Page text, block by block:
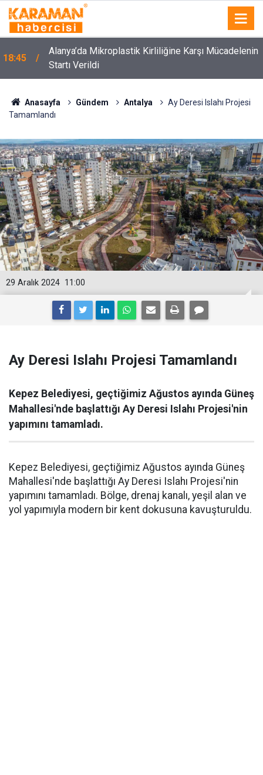
18:45
Alanya’da Mikroplastik Kirliliğine Karşı Mücadelenin
Startı Verildi
Anasayfa Gündem Antalya
Ay Deresi Islahı Projesi
Tamamlandı
11:00
29 Aralık 2024
Ay Deresi Islahı Projesi Tamamlandı
Kepez Belediyesi, geçtiğimiz Ağustos ayında Güneş
Mahallesi'nde başlattığı Ay Deresi Islahı Projesi'nin
yapımını tamamladı.
Kepez Belediyesi, geçtiğimiz Ağustos ayında Güneş
Mahallesi'nde başlattığı Ay Deresi Islahı Projesi'nin
yapımını tamamladı. Bölge, drenaj kanalı, yeşil alan ve
yol yapımıyla modern bir kent dokusuna kavuşturuldu.